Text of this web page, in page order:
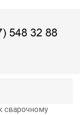
сварочному